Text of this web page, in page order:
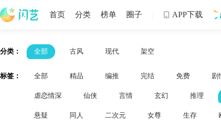
首页 分类 榜单 圈子  APP下载
分类： 全部 古风 现代 架空
标签： 全部 精品 编推 完结 免费 剧
虐恋情深 仙侠 言情 玄幻 推理
悬疑 同人 二次元 女尊 生存